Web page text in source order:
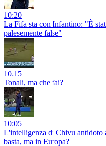
10:20
La Fifa sta con Infantino: "È
palesemente false"
10:15
Tonali, ma che fai?
10:05
L'intelligenza di Chivu antidoto
basta, ma in Europa?